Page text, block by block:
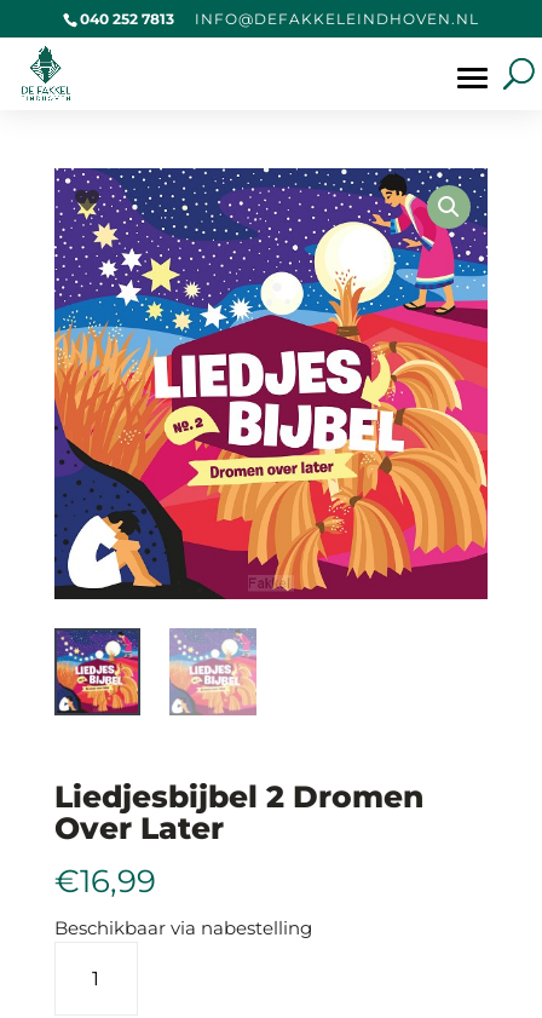
040 252 7813 LN.NE
VOHDN
IELEK
KAFED
@OFNI
Producten
Liedjesbijbel 2 Dromen
Over Later
€16,99
Beschikbaar via nabestelling